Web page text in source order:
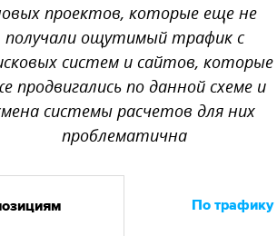
проектов, которые еще не
получали ощутимый трафик с
систем и сайтов, которые
продвигались по данной схеме и
системы расчетов для них
проблематична
По трафику